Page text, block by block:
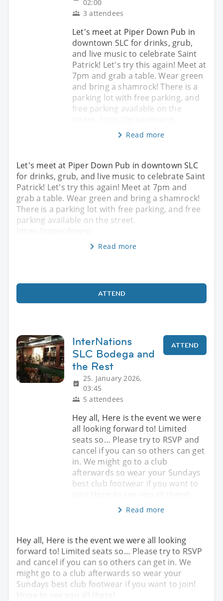
02:00
3 attendees
Let's meet at Piper Down Pub in
downtown SLC for drinks, grub,
and live music to celebrate Saint
Patrick! Let's try this again! Meet at
7pm and grab a table. Wear green
and bring a shamrock! There is a
parking lot with free parking, and
free parking available on the
Read more
Let's meet at Piper Down Pub in downtown SLC
for drinks, grub, and live music to celebrate Saint
Patrick! Let's try this again! Meet at 7pm and
grab a table. Wear green and bring a shamrock!
There is a parking lot with free parking, and free
parking available on the street.
Read more
ATTEND
InterNations
SLC Bodega and
the Rest
25. January 2026,
03:45
5 attendees
ATTEND
Hey all, Here is the event we were
all looking forward to! Limited
seats so… Please try to RSVP and
cancel if you can so others can get
in. We might go to a club
afterwards so wear your Sundays
best club footwear if you want to
Read more
Hey all, Here is the event we were all looking
forward to! Limited seats so… Please try to RSVP
and cancel if you can so others can get in. We
might go to a club afterwards so wear your
Sundays best club footwear if you want to join!
Hope to see you all there!